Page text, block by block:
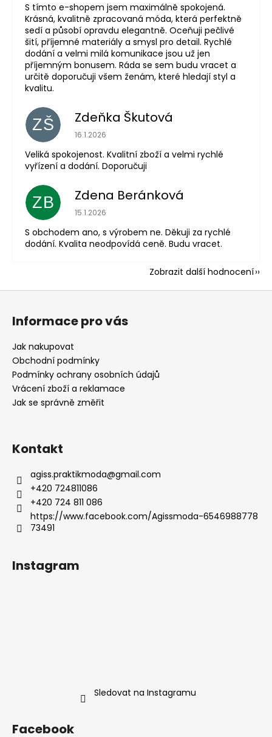
S tímto e-shopem jsem maximálně spokojená.
Krásná, kvalitně zpracovaná móda, která perfektně
sedí a působí opravdu elegantně. Oceňuji pečlivé
šití, příjemné materiály a smysl pro detail. Rychlé
dodání a velmi milá komunikace jsou už jen
příjemným bonusem. Ráda se sem budu vracet a
určitě doporučuji všem ženám, které hledají styl a
kvalitu.
ZŠ Zdeňka Škutová
Hodnocení obchodu je 5 z 5 hvězdiček.
16.1.2026
Veliká spokojenost. Kvalitní zboží a velmi rychlé
vyřízení a dodání. Doporučuji
ZB Zdena Beránková
Hodnocení obchodu je 1 z 5 hvězdiček.
15.1.2026
S obchodem ano, s výrobem ne. Děkuji za rychlé
dodání. Kvalita neodpovídá ceně. Budu vracet.
Zobrazit další hodnocení
Z
Informace pro vás
Jak nakupovat
Obchodní podmínky
Podmínky ochrany osobních údajů
Vrácení zboží a reklamace
Jak se správně změřit
Kontakt
agiss.praktikmoda@gmail.com
+420 724811086
+420 724 811 086
https://www.facebook.com/Agissmoda-6546988778
73491
Instagram
Sledovat na Instagramu
Facebook